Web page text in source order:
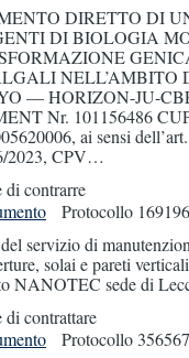
DIRETTO DI
DI BIOLOGIA
NELL’AMBITO
— HORIZON-JU-
Nr. 101156486
ai sensi
2023, CPV…
di contrarre
Protocollo 169196
servizio di
solai e pareti
NANOTEC sede di
di contrattare
Protocollo 356567